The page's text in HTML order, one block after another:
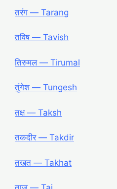
तरंग ― Tarang
तविष ― Tavish
तिरुमल ― Tirumal
तुंगेश ― Tungesh
तक्ष ― Taksh
तकदीर ― Takdir
तखत ― Takhat